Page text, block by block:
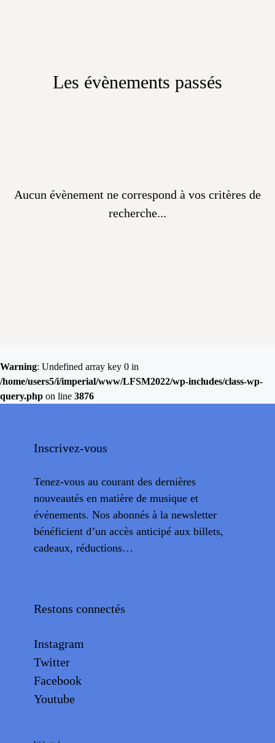
Les évènements passés
Aucun évènement ne correspond à vos critères de
recherche...
Warning: Undefined array key 0 in
/home/users5/i/imperial/www/LFSM2022/wp-includes/class-wp-
query.php on line 3876
Inscrivez-vous
Tenez-vous au courant des dernières
nouveautés en matière de musique et
événements. Nos abonnés à la newsletter
bénéficient d’un accès anticipé aux billets,
cadeaux, réductions…
Restons connectés
Instagram
Twitter
Facebook
Youtube